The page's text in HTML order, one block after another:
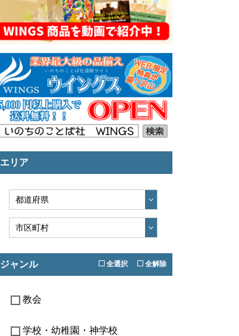
エリア
ジャンル 全選択 全解除
教会
学校・幼稚園・神学校